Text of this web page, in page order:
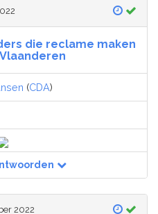
die reclame maken
(CDA)
2022